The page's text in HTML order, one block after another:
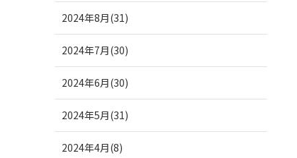
2024年8月(31)
2024年7月(30)
2024年6月(30)
2024年5月(31)
2024年4月(8)